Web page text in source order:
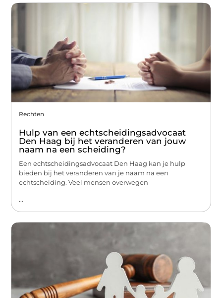
Rechten
Hulp van een echtscheidingsadvocaat
Den Haag bij het veranderen van jouw
naam na een scheiding?
Een echtscheidingsadvocaat Den Haag kan je hulp
bieden bij het veranderen van je naam na een
echtscheiding. Veel mensen overwegen
...